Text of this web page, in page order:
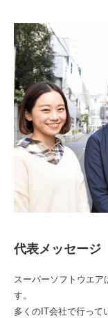
代表メッセージ
スーパーソフトウエア
す。
多くのIT会社で行って